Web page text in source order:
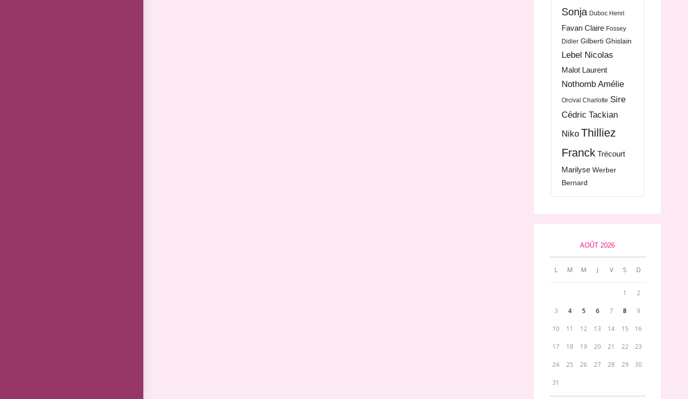
Sonja Duboc Henri
Favan Claire Fossey
Didier Gilberti Ghislain
Lebel Nicolas
Malot Laurent
Nothomb Amélie
Orcival Charlotte Sire
Cédric Tackian
Niko Thilliez
Franck Trécourt
Marilyse Werber
Bernard
AOÛT 2026
L M M J V S D
1 2
3 4 5 6 7 8 9
10 11 12 13 14 15 16
17 18 19 20 21 22 23
24 25 26 27 28 29 30
31